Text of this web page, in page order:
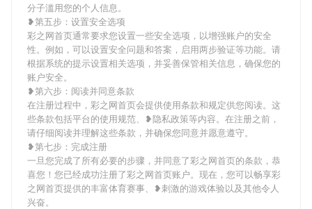
分子滥用您的个人信息。
❥第五步：设置安全选项
彩之网首页通常要求您设置一些安全选项，以增强账户的安全
性。例如，可以设置安全问题和答案，启用两步验证等功能。请
根据系统的提示设置相关选项，并妥善保管相关信息，确保您的
账户安全。
❥第六步：阅读并同意条款
在注册过程中，彩之网首页会提供使用条款和规定供您阅读。这
些条款包括平台的使用规范、❥隐私政策等内容。在注册之前，
请仔细阅读并理解这些条款，并确保您同意并愿意遵守。
❥第七步：完成注册
一旦您完成了所有必要的步骤，并同意了彩之网首页的条款，恭
喜您！您已经成功注册了彩之网首页账户。现在，您可以畅享彩
之网首页提供的丰富体育赛事、❥刺激的游戏体验以及其他令人
兴奋。